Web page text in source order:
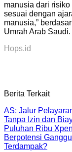
manusia dari
sesuai dengan
manusia,”
Umrah Arab Saudi.
Hops.id
Berita Terkait
AS: Jalur
Tanpa Izin dan
Puluhan Ribu
Berpotensi
Terdampak?